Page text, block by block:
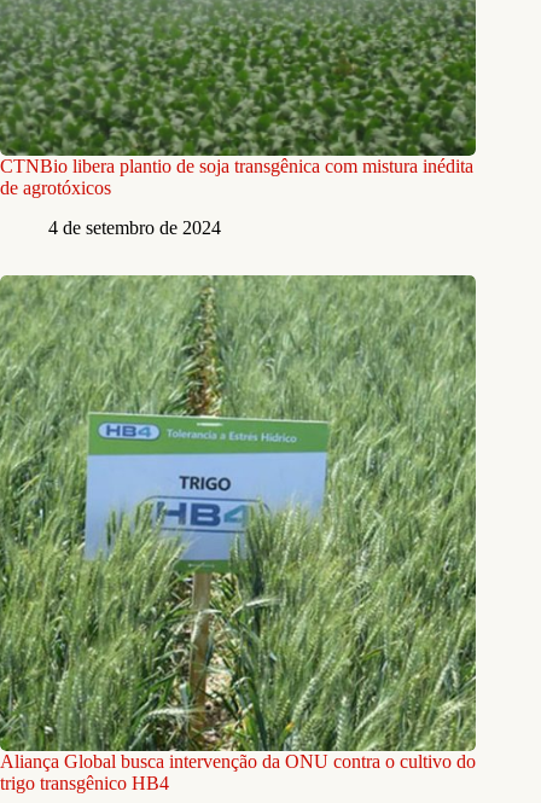
CTNBio libera plantio de soja transgênica com mistura inédita
de agrotóxicos
4 de setembro de 2024
Aliança Global busca intervenção da ONU contra o cultivo do
trigo transgênico HB4